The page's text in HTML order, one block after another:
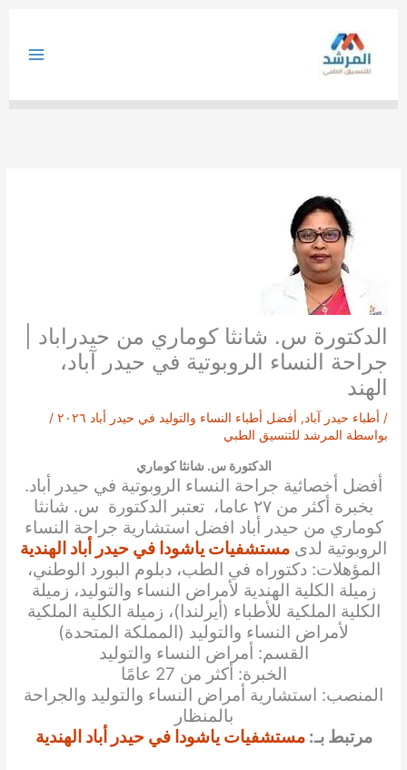
الدكتورة س. شانثا كوماري من حيدراباد |
جراحة النساء الروبوتية في حيدر آباد،
الهند
/ أطباء حيدر آباد, أفضل أطباء النساء والتوليد في حيدر أباد ٢٠٢٦
/
بواسطة المرشد للتنسيق الطبي
الدكتورة س. شانثا كوماري
أفضل أخصائية جراحة النساء الروبوتية في حيدر أباد.
بخبرة أكثر من ٢٧ عاما، تعتبر الدكتورة
س. شانثا
كوماري من حيدر أباد افضل استشارية جراحة النساء
الروبوتية لدى مستشفيات ياشودا في حيدر أباد الهندية
المؤهلات: دكتوراه في الطب، دبلوم البورد الوطني،
زميلة الكلية الهندية لأمراض النساء والتوليد، زميلة
الكلية الملكية للأطباء (أيرلندا)، زميلة الكلية الملكية
لأمراض النساء والتوليد (المملكة المتحدة)
القسم: أمراض النساء والتوليد
الخبرة: أكثر من 27 عامًا
المنصب: استشارية أمراض النساء والتوليد والجراحة
بالمنظار
مرتبط بـ:مستشفيات ياشودا في حيدر أباد الهندية